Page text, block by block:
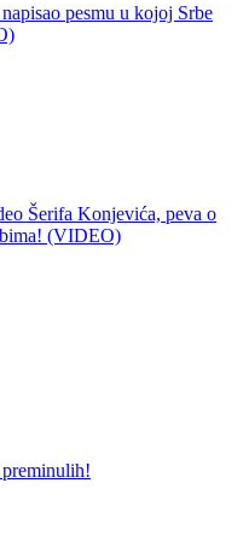
pesmu u kojoj Srbe
Šerifa Konjevića, peva o
(VIDEO)